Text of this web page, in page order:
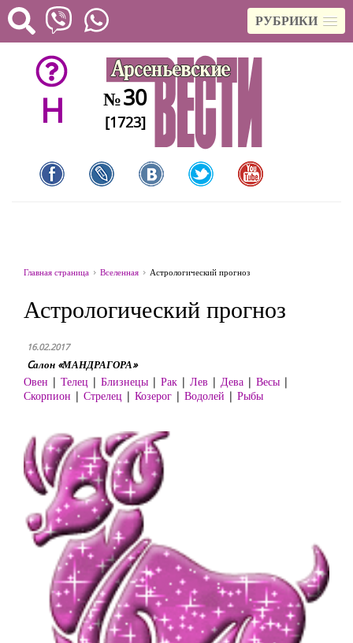
РУБРИКИ
H №30
[1723]
Главная страница Вселенная Астрологический прогноз
Астрологический прогноз
16.02.2017
Cалон «МАНДРАГОРА»
Овен | Телец | Близнецы | Рак | Лев | Дева | Весы |
Скорпион | Стрелец | Козерог | Водолей | Рыбы